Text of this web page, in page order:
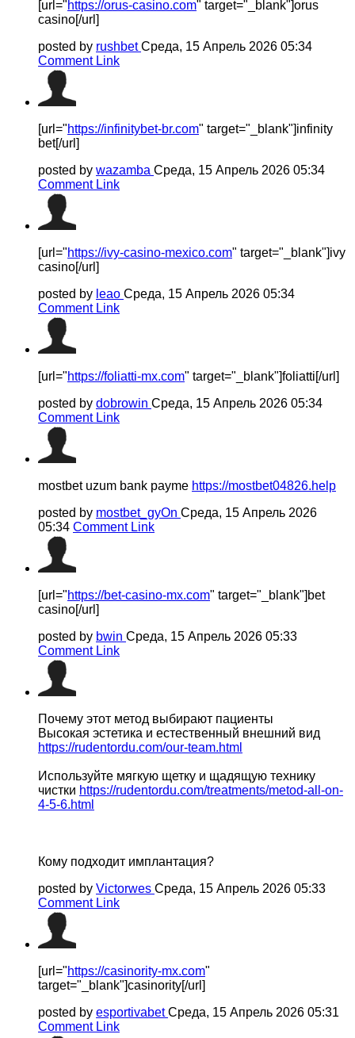
[url="https://orus-casino.com" target="_blank"]orus
casino[/url]
posted by rushbetСреда, 15 Апрель 2026 05:34
Comment Link
[url="https://infinitybet-br.com" target="_blank"]infinity
bet[/url]
posted by wazamba Среда, 15 Апрель 2026 05:34
Comment Link
[url="https://ivy-casino-mexico.com" target="_blank"]ivy
casino[/url]
posted by leao Среда, 15 Апрель 2026 05:34
Comment Link
[url="https://foliatti-mx.com" target="_blank"]foliatti[/url]
posted by dobrowin Среда, 15 Апрель 2026 05:34
Comment Link
mostbet uzum bank payme https://mostbet04826.help
posted by mostbet_gyOn Среда, 15 Апрель 2026
05:34 Comment Link
[url="https://bet-casino-mx.com" target="_blank"]bet
casino[/url]
posted by bwin Среда, 15 Апрель 2026 05:33
Comment Link
Почему этот метод выбирают пациенты
Высокая эстетика и естественный внешний вид
https://rudentordu.com/our-team.html
Используйте мягкую щетку и щадящую технику
чистки https://rudentordu.com/treatments/metod-all-on-
4-5-6.html
Кому подходит имплантация?
posted by Victorwes Среда, 15 Апрель 2026 05:33
Comment Link
[url="https://casinority-mx.com"
target="_blank"]casinority[/url]
posted by esportivabetСреда, 15 Апрель 2026 05:31
Comment Link